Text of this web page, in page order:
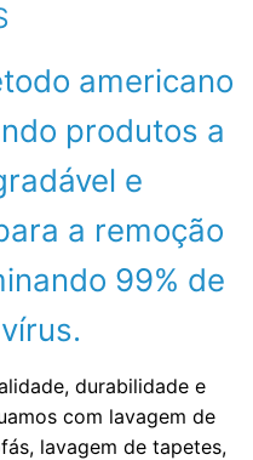
americano
produtos a
e
a remoção
99% de
durabilidade e
com lavagem de
lavagem de tapetes,